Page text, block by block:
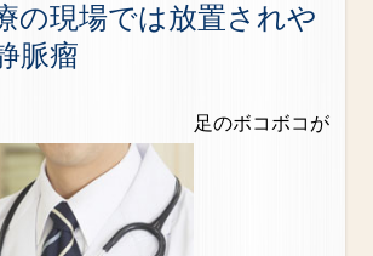
の現場では放置されや
脈瘤
足のボコボコが